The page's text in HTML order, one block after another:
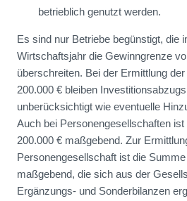
betrieblich genutzt werden.
Es sind nur Betriebe begünstigt, die
Wirtschaftsjahr die Gewinngrenze
überschreiten. Bei der Ermittlung
200.000 € bleiben
unberücksichtigt wie eventuelle
Auch bei Personengesellschaften
200.000 € maßgebend. Zur
Personengesellschaft ist die
maßgebend, die sich aus der
Ergänzungs- und Sonderbilanzen